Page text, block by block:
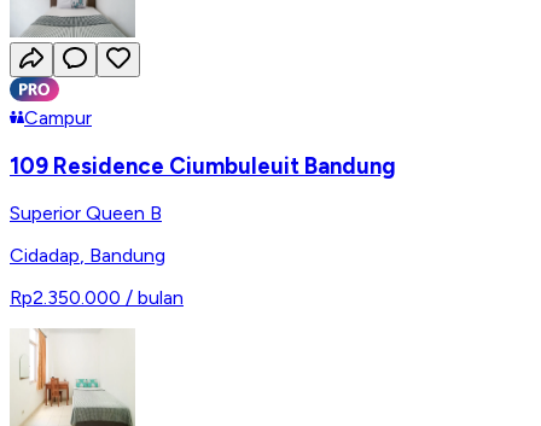
Campur
109 Residence Ciumbuleuit Bandung
Superior Queen B
Cidadap, Bandung
Rp2.350.000 / bulan